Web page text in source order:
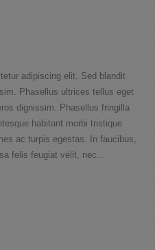
adipiscing elit. Sed blandit
Phasellus ultrices tellus eget
dignissim. Phasellus fringilla
habitant morbi tristique
ac turpis egestas. In faucibus,
felis feugiat velit, nec…